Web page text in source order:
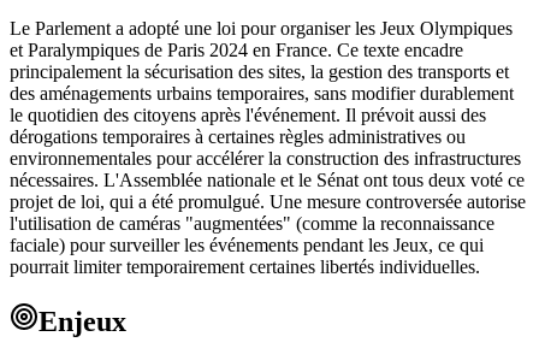
Le Parlement a adopté une loi pour organiser les Jeux Olympiques
et Paralympiques de Paris 2024 en France. Ce texte encadre
principalement la sécurisation des sites, la gestion des transports et
des aménagements urbains temporaires, sans modifier durablement
le quotidien des citoyens après l'événement. Il prévoit aussi des
dérogations temporaires à certaines règles administratives ou
environnementales pour accélérer la construction des infrastructures
nécessaires. L'Assemblée nationale et le Sénat ont tous deux voté ce
projet de loi, qui a été promulgué. Une mesure controversée autorise
l'utilisation de caméras "augmentées" (comme la reconnaissance
faciale) pour surveiller les événements pendant les Jeux, ce qui
pourrait limiter temporairement certaines libertés individuelles.
Enjeux